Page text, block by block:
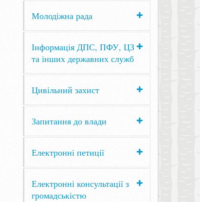
Молодіжна рада
Інформація ДПС, ПФУ, ЦЗ
та інших державних служб
Цивільний захист
Запитання до влади
Електронні петиції
Електронні консультації з
громадськістю